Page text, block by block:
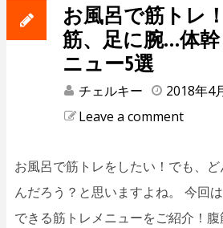
お風呂で筋トレ
筋、足に腕…体
ニュー5選
チェルキー
2018年4
Leave a comment
お風呂で筋トレをしたい！でも、
んだろう？と思いますよね。 今回
できる筋トレメニューをご紹介！